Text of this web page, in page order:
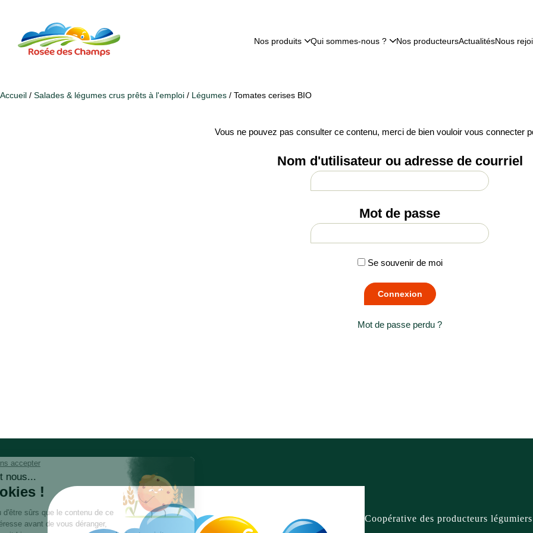
Nos produits Qui sommes-nous ? Nos producteursActualitésNous
Accueil / Salades & légumes crus prêts à l'emploi / Légumes / Tomates cerises BIO
Vous ne pouvez pas consulter ce contenu, merci de bien vouloir vous connecter
Nom d'utilisateur ou adresse de courriel
Mot de passe
Se souvenir de moi
Mot de passe perdu ?
Coopérative des producteurs légumiers